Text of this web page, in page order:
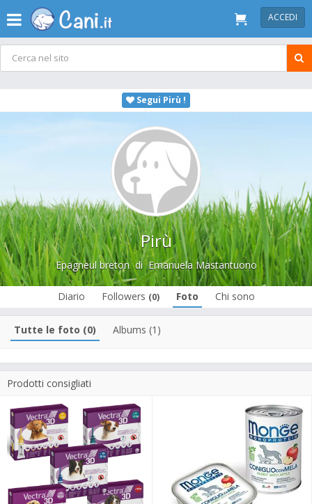
ACCEDI
Segui Pirù !
Pirù
Epagneul bretondiEmanuela Mastantuono
Diario Followers (0) Foto Chi sono
Tutte le foto (0) Albums (1)
Prodotti consigliati